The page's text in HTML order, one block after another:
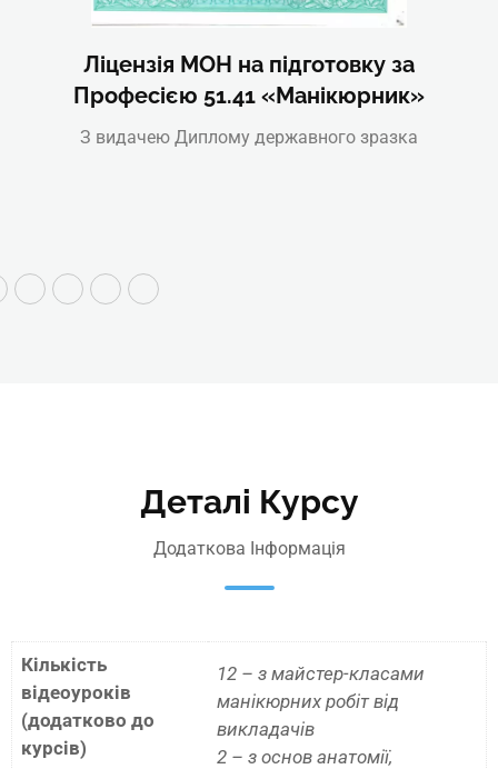
Ліцензія МОН на підготовку за
Професією 51.41 «Манікюрник»
З видачею Диплому державного зразка
Деталі Курсу
Додаткова Інформація
Кількість
відеоуроків
(додатково до
курсів)
12 – з майстер-класами
манікюрних робіт від
викладачів
2 – з основ анатомії,